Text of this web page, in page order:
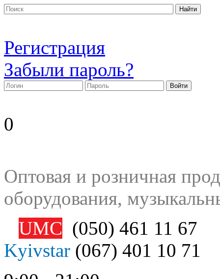
Регистрация
Забыли пароль?
0
Оптовая и розничная
оборудования,
UMC (050) 461 11 67
Kyivstar (067) 401 10 71